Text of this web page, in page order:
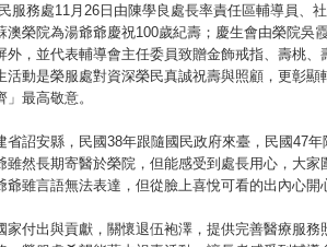
服務處11月26日由陳學良處長率責任區輔導員、
澳榮院為湯爺爺慶祝100歲紀壽；慶生會由榮院吳
，並代表輔導會主任委員致贈金飾戒指、壽桃、
動是榮服處對資深榮民真誠祝壽與照顧，更彰顯
最高敬意。
詔安縣，民國38年跟隨國民政府來臺，民國47年
然長期寄醫於榮院，但能感受到處長用心，大家
雖言語無法表達，但從臉上喜悅可看的出內心開
付出與貢獻，關懷退伍袍澤，提供完善醫療服務